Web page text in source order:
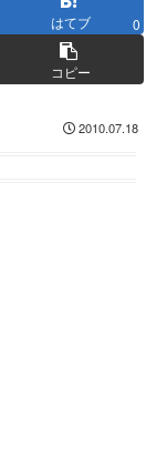
はてブ 0
コピー
2010.07.18